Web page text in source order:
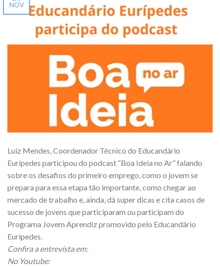
NOV
Luiz Mendes, Coordenador Técnico do Educandário
Eurípedes participou do podcast “Boa Ideia no Ar” falando
sobre os desafios do primeiro emprego, como o jovem se
prepara para essa etapa tão importante, como chegar ao
mercado de trabalho e, ainda, dá super dicas e cita casos de
sucesso de jovens que participaram ou participam do
Programa Jovem Aprendiz promovido pelo Educandário
Eurípedes.
Confira a entrevista em:
No Youtube: